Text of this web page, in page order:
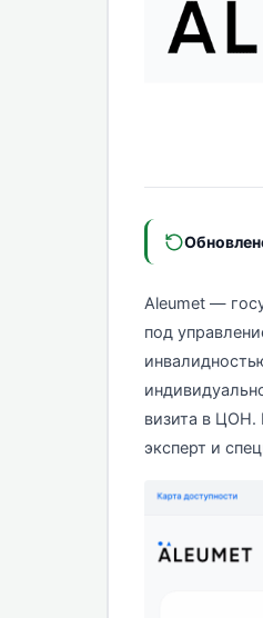
Aleumet —
под
визита в ЦОН.
эксперт и